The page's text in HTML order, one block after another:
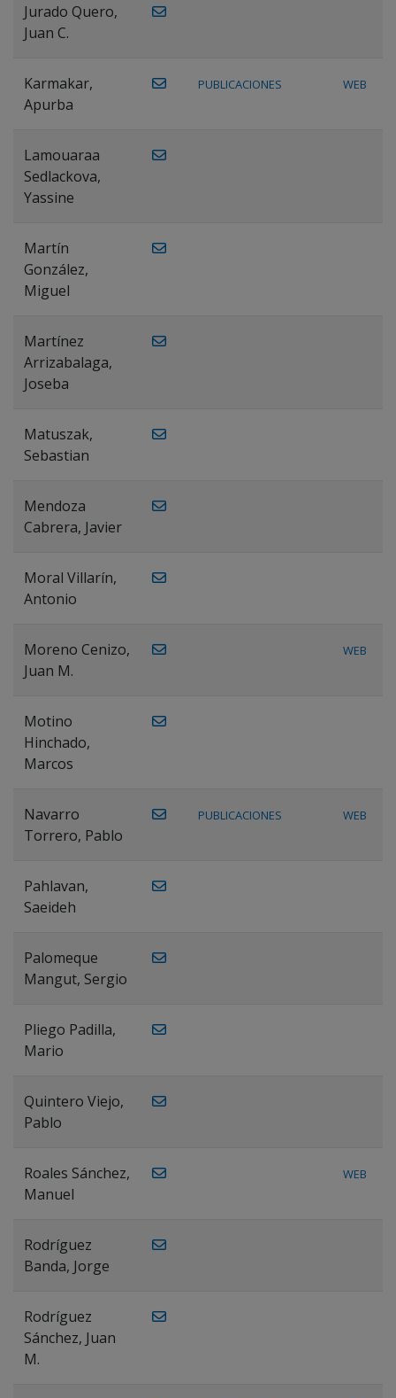
Jurado Quero,
Juan C.
Karmakar,
Apurba
PUBLICACIONES WEB
Lamouaraa
Sedlackova,
Yassine
Martín
González,
Miguel
Martínez
Arrizabalaga,
Joseba
Matuszak,
Sebastian
Mendoza
Cabrera, Javier
Moral Villarín,
Antonio
Moreno Cenizo,
Juan M.
WEB
Motino
Hinchado,
Marcos
Navarro
Torrero, Pablo
PUBLICACIONES WEB
Pahlavan,
Saeideh
Palomeque
Mangut, Sergio
Pliego Padilla,
Mario
Quintero Viejo,
Pablo
Roales Sánchez,
Manuel
WEB
Rodríguez
Banda, Jorge
Rodríguez
Sánchez, Juan
M.